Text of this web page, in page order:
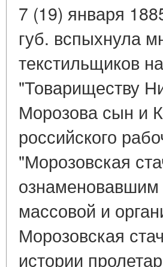
7 (19) января
губ. вспыхнула
текстильщиков
"Товариществу
Морозова сын и
российского
"Морозовская
ознаменовавшим
массовой и
Морозовская
истории